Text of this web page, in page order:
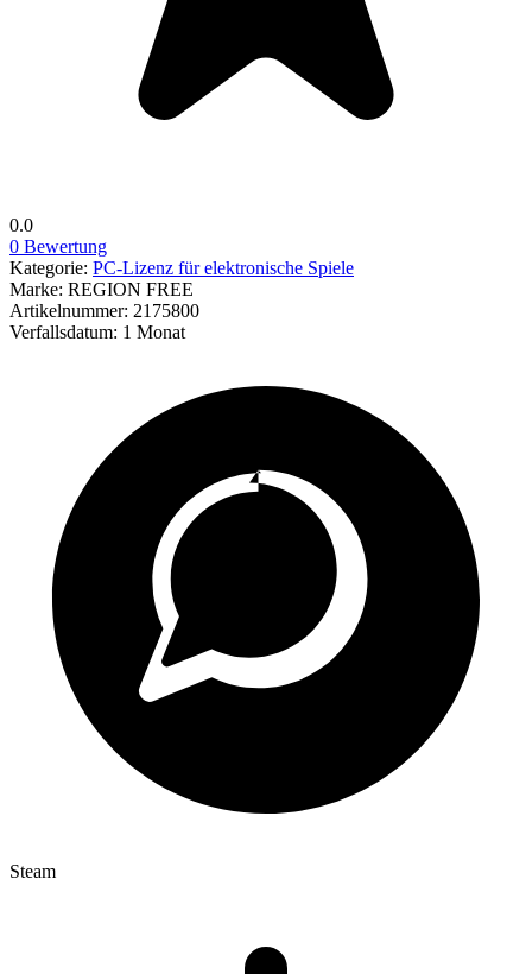
0.0
0 Bewertung
Kategorie: PC-Lizenz für elektronische Spiele
Marke: REGION FREE
Artikelnummer: 2175800
Verfallsdatum: 1 Monat
Steam